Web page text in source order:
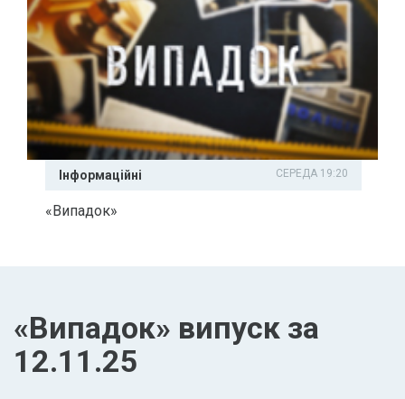
Інформаційні СЕРЕДА 19:20
«Випадок»
«Випадок» випуск за
12.11.25